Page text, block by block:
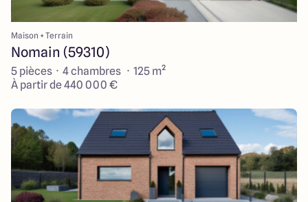
Maison + Terrain
Nomain (59310)
5 pièces · 4 chambres · 125 m²
À partir de 440 000 €